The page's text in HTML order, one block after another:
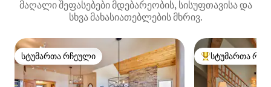
მაღალი შეფასებები მდებარეობის, სისუფთავისა და
სხვა მახასიათებლების მხრივ.
სტუმართა რჩეული
სტუმართა რჩეული სტუმართა
სტუმართა